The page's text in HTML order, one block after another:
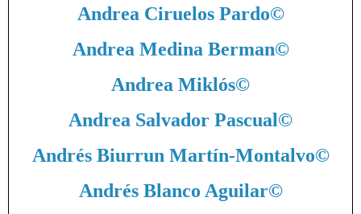
Andrea Ciruelos Pardo©
Andrea Medina Berman©
Andrea Miklós©
Andrea Salvador Pascual©
Andrés Biurrun Martín-Montalvo©
Andrés Blanco Aguilar©